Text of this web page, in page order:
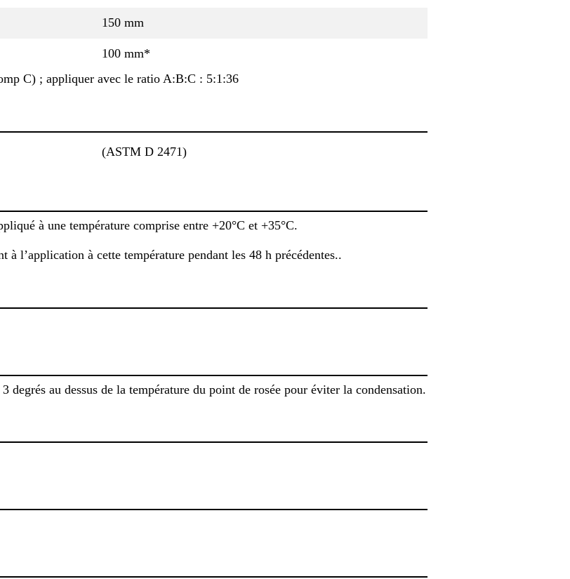
150 mm
100 mm*
C) ; appliquer avec le ratio A:B:C : 5:1:36
(ASTM D 2471)
à une température comprise entre +20°C et +35°C.
l’application à cette température pendant les 48 h précédentes..
degrés au dessus de la température du point de rosée pour éviter la condensation.